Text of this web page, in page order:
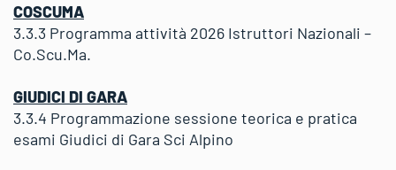
COSCUMA
3.3.3 Programma attività 2026 Istruttori Nazionali –
Co.Scu.Ma.
GIUDICI DI GARA
3.3.4 Programmazione sessione teorica e pratica
esami Giudici di Gara Sci Alpino